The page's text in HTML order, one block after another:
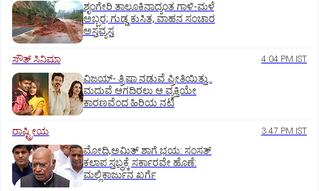
ಶೃಂಗೇರಿ ತಾಲೂಕಿನಾದ್ಯಂತ ಗಾಳಿ-ಮಳೆ
ಅಬ್ಬರ; ಗುಡ್ಡ ಕುಸಿತ, ವಾಹನ ಸಂಚಾರ
ಅಸ್ತವ್ಯಸ್ತ
ಸೌತ್‌ ಸಿನಿಮಾ 4:04 PM IST
ವಿಜಯ್‌- ತ್ರಿಷಾ ನಡುವೆ ಪ್ರೀತಿಯಿತ್ತು..
ಮದುವೆ ಆಗದಿರಲು ಆ ವ್ಯಕ್ತಿಯೇ
ಕಾರಣವೆಂದ ಹಿರಿಯ ನಟಿ
ರಾಷ್ಟ್ರೀಯ 3:47 PM IST
ಮೋದಿ,ಅಮಿತ್ ಶಾಗೆ ಭಯ: ಸಂಸತ್
ಕಲಾಪ ಸ್ತಬ್ಧಕ್ಕೆ ಸರ್ಕಾರವೇ ಹೊಣೆ:
ಮಲ್ಲಿಕಾರ್ಜುನ ಖರ್ಗೆ